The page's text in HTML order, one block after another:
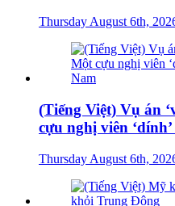
Thursday August 6th,
(Tiếng Việt) Vụ án
cựu nghị viên
Thursday August 6th,